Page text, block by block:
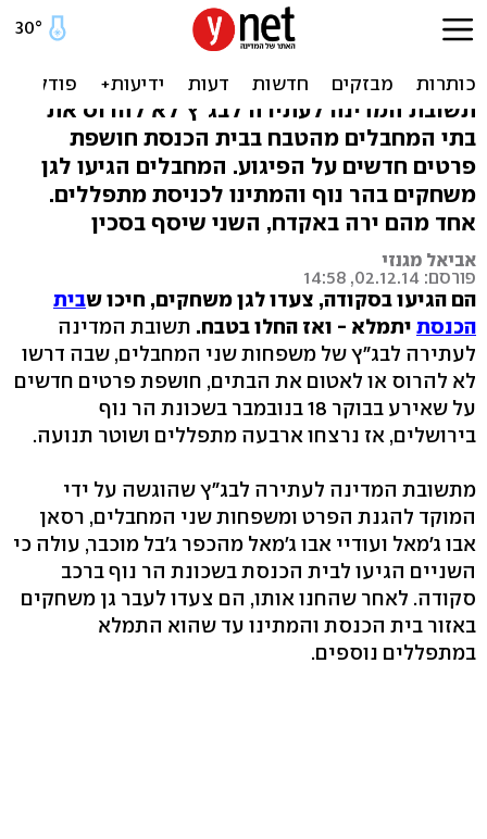
באו בסקודה, חיכו להגעת
מתפללים, ירו וטבחו
תשובת המדינה לעתירה לבג"ץ לא להרוס את
בתי המחבלים מהטבח בבית הכנסת חושפת
פרטים חדשים על הפיגוע. המחבלים הגיעו לגן
משחקים בהר נוף והמתינו לכניסת מתפללים.
אחד מהם ירה באקדח, השני שיסף בסכין
אביאל מגנזי
פורסם: 02.12.14, 14:58
הם הגיעו בסקודה, צעדו לגן משחקים, חיכו שבית
הכנסת יתמלא - ואז החלו בטבח. תשובת המדינה
לעתירה לבג"ץ של משפחות שני המחבלים, שבה דרשו
לא להרוס או לאטום את הבתים, חושפת פרטים חדשים
על שאירע בבוקר 18 בנובמבר בשכונת הר נוף
בירושלים, אז נרצחו ארבעה מתפללים ושוטר תנועה.
מתשובת המדינה לעתירה לבג"ץ שהוגשה על ידי
המוקד להגנת הפרט ומשפחות שני המחבלים, רסאן
אבו ג'מאל ועודיי אבו ג'מאל מהכפר ג'בל מוכבר, עולה כי
השניים הגיעו לבית הכנסת בשכונת הר נוף ברכב
סקודה. לאחר שהחנו אותו, הם צעדו לעבר גן משחקים
באזור בית הכנסת והמתינו עד שהוא התמלא
במתפללים נוספים.